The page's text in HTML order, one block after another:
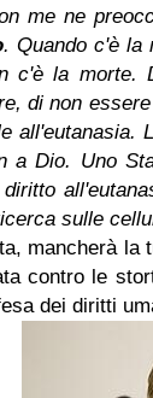
me ne
. Quando c'è la
c'è la morte.
di non
all'eutanasia.
a Dio. Uno
sulle
mancherà la
contro le
dei diritti